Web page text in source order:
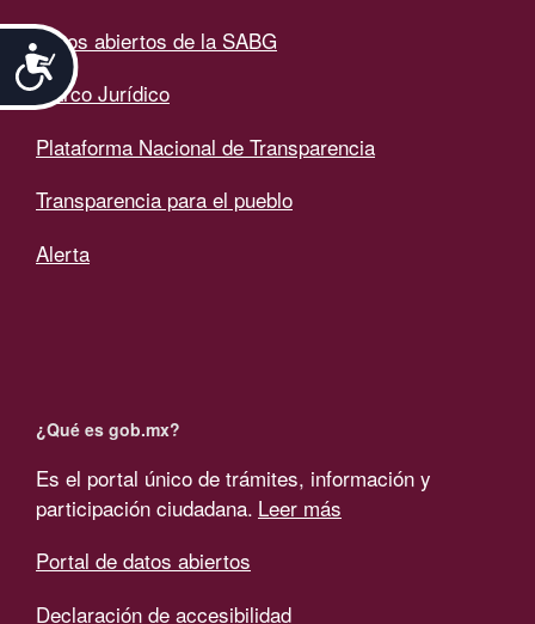
Accesibilidad
Datos abiertos de la SABG
Marco Jurídico
Plataforma Nacional de Transparencia
Transparencia para el pueblo
Alerta
¿Qué es gob.mx?
Es el portal único de trámites, información y
participación ciudadana. Leer más
Portal de datos abiertos
Declaración de accesibilidad